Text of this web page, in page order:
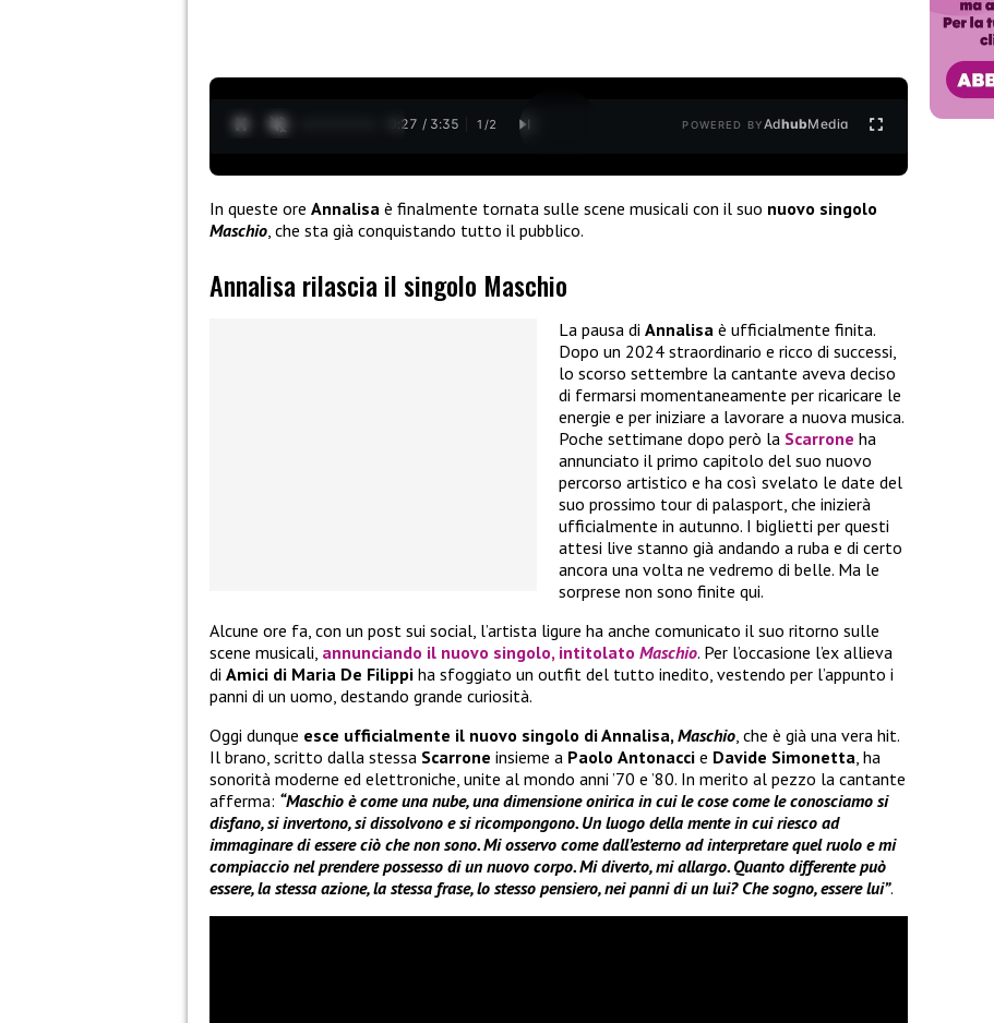
0:28 / 3:35 1 /2 POWERED BYAdhubMedia
In queste ore Annalisa è finalmente tornata sulle scene musicali con il suo nuovo singolo
Maschio , che sta già conquistando tutto il pubblico.
Annalisa rilascia il singolo Maschio
La pausa di Annalisa è ufficialmente finita.
Dopo un 2024 straordinario e ricco di successi,
lo scorso settembre la cantante aveva deciso
di fermarsi momentaneamente per ricaricare le
energie e per iniziare a lavorare a nuova musica.
Poche settimane dopo però la Scarrone ha
annunciato il primo capitolo del suo nuovo
percorso artistico e ha così svelato le date del
suo prossimo tour di palasport, che inizierà
ufficialmente in autunno. I biglietti per questi
attesi live stanno già andando a ruba e di certo
ancora una volta ne vedremo di belle. Ma le
sorprese non sono finite qui.
Alcune ore fa, con un post sui social, l’artista ligure ha anche comunicato il suo ritorno sulle
scene musicali, annunciando il nuovo singolo, intitolato Maschio. Per l’occasione l’ex allieva
di Amici di Maria De Filippi ha sfoggiato un outfit del tutto inedito, vestendo per l’appunto i
panni di un uomo, destando grande curiosità.
Oggi dunque esce ufficialmente il nuovo singolo di Annalisa,Maschio, che è già una vera hit.
Il brano, scritto dalla stessa Scarrone insieme a Paolo Antonacci e Davide Simonetta, ha
sonorità moderne ed elettroniche, unite al mondo anni ’70 e ’80. In merito al pezzo la cantante
afferma: “Maschio è come una nube, una dimensione onirica in cui le cose come le conosciamo si
disfano, si invertono, si dissolvono e si ricompongono. Un luogo della mente in cui riesco ad
immaginare di essere ciò che non sono. Mi osservo come dall’esterno ad interpretare quel ruolo e mi
compiaccio nel prendere possesso di un nuovo corpo. Mi diverto, mi allargo. Quanto differente può
essere, la stessa azione, la stessa frase, lo stesso pensiero, nei panni di un lui? Che sogno, essere lui”.